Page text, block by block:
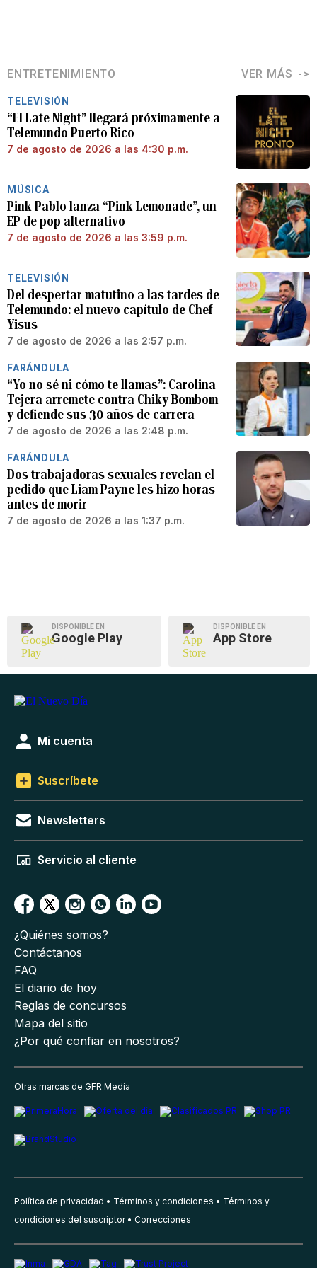
ENTRETENIMIENTO VER MÁS
TELEVISIÓN
“El Late Night” llegará próximamente a
Telemundo Puerto Rico
7 de agosto de 2026 a las 4:30 p.m.
MÚSICA
Pink Pablo lanza “Pink Lemonade”, un
EP de pop alternativo
7 de agosto de 2026 a las 3:59 p.m.
TELEVISIÓN
Del despertar matutino a las tardes de
Telemundo: el nuevo capítulo de Chef
Yisus
7 de agosto de 2026 a las 2:57 p.m.
FARÁNDULA
“Yo no sé ni cómo te llamas”: Carolina
Tejera arremete contra Chiky Bombom
y defiende sus 30 años de carrera
7 de agosto de 2026 a las 2:48 p.m.
FARÁNDULA
Dos trabajadoras sexuales revelan el
pedido que Liam Payne les hizo horas
antes de morir
7 de agosto de 2026 a las 1:37 p.m.
DISPONIBLE EN
Google Play
DISPONIBLE EN
App Store
Mi cuenta
Suscríbete
Newsletters
Servicio al cliente
¿Quiénes somos?
Contáctanos
FAQ
El diario de hoy
Reglas de concursos
Mapa del sitio
¿Por qué confiar en nosotros?
Otras marcas de GFR Media
Política de privacidad Términos y condiciones
Términos y
condiciones del suscriptor
Correcciones